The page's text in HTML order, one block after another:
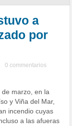
a
por
0 commentarios
marzo, en la
y Viña del Mar,
incendio cuyas
a las afueras